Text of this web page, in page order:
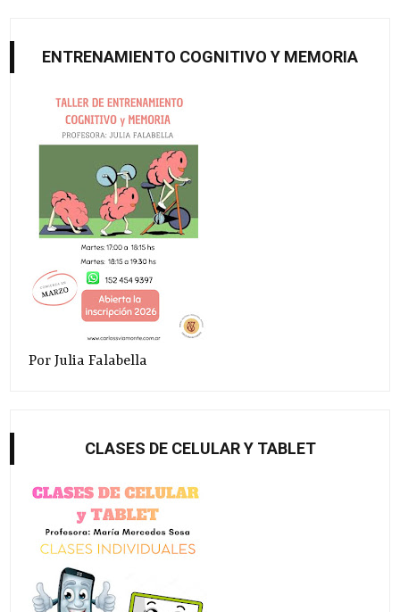
ENTRENAMIENTO COGNITIVO Y MEMORIA
Por Julia Falabella
CLASES DE CELULAR Y TABLET